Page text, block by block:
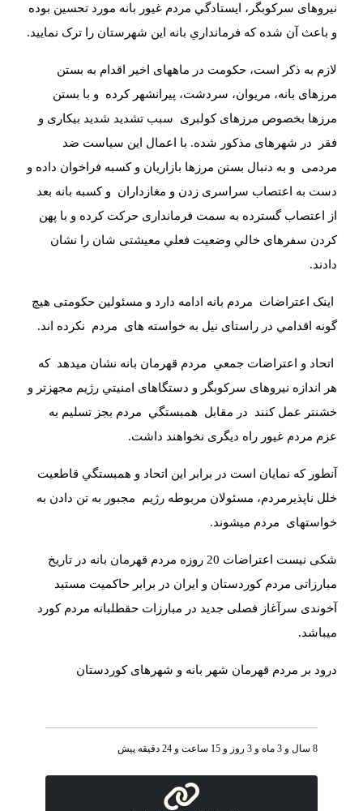
نيروهاى سرکوبگر، ايستادگي مردم غيور بانه مورد تحسين بوده
و باعث آن شده که فرمانداري بانه اين شهرستان را ترک نماييد.
لازم به ذکر است، حکومت در ماههاى اخير اقدام به بستن
مرزهاى بانه، مريوان، سردشت، پيرانشهر کرده
و با بستن
مرزها بخصوص مرزهاى کولبرى
سبب تشديد شديد بيکارى و
فقر
در شهرهاى مذکور شده. با اعمال اين سياست ضد
مردمى
و به دنبال بستن مرزها بازاريان و کسبه فراخوان داده و
دست به اعتصاب سراسرى زدن و مغازداران
و کسبه بانه بعد
از اعتصاب گسترده به سمت فرماندارى حرکت کرده و با پهن
کردن سفرهاى خالي وضعيت فعلي معيشتى شان را نشان
دادند.
اينک اعتراضات
مردم بانه ادامه دارد و مسئولين حکومتى هيچ
گونه اقدامي در راستاى نيل به خواسته هاى
مردم نکرده اند.
اتحاد و اعتراضات جمعي مردم قهرمان بانه نشان ميدهد که
هر اندازه نيروهاى سرکوبگر و دستگاهاى امنيتي رژيم مجهزتر و
خشنتر عمل کنند
در مقابل همبستگي
مردم بجز تسليم به
عزم مردم غيور راه ديگرى نخواهند داشت.
آنطور که نمايان است در برابر اين اتحاد و همبستگي قاطعيت
خلل ناپذيرمردم، مسئولان مربوطه رژيم
مجبور به تن دادن به
خواستهاى
مردم ميشوند.
شکى نيست اعتراضات 20 روزه مردم قهرمان بانه در تاريخ
مبارزاتى مردم کوردستان و ايران در برابر حاکميت مستبد
آخوندى سرآغاز فصلى جديد در مبارزات حقطلبانه مردم کورد
ميباشد.
درود بر مردم قهرمان شهر بانه و شهرهاى کوردستان
8 سال و 3 ماه و 3 روز و 15 ساعت و 24 دقیقه پیش